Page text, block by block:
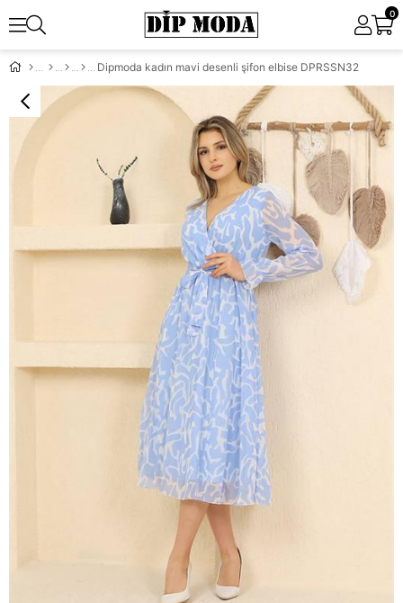
0
Dipmoda kadın mavi desenli şifon elbise DPRSSN32